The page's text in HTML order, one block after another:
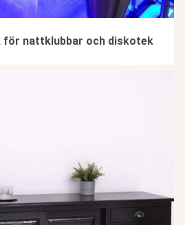
för nattklubbar och diskotek